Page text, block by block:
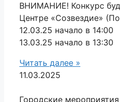
ВНИМАНИЕ! Конкурс
Центре «Созвездие»
12.03.25 начало в 14:00
13.03.25 начало в 13:30
Читать далее »
11.03.2025
Городские мероприятия